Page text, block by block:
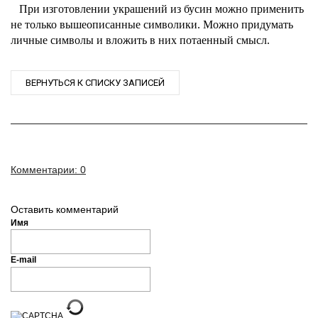
При изготовлении украшений из бусин можно применить
не только вышеописанные символики. Можно придумать
личные символы и вложить в них потаенный смысл.
ВЕРНУТЬСЯ К СПИСКУ ЗАПИСЕЙ
Комментарии: 0
Оставить комментарий
Имя
E-mail